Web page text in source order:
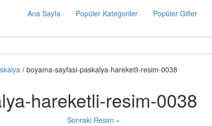
Ana Sayfa Popüler Kategoriler Popüler Gifler
/ boyama-sayfasi-paskalya-hareketli-resim-0038
hareketli-resim-0038
Sonraki Resim »